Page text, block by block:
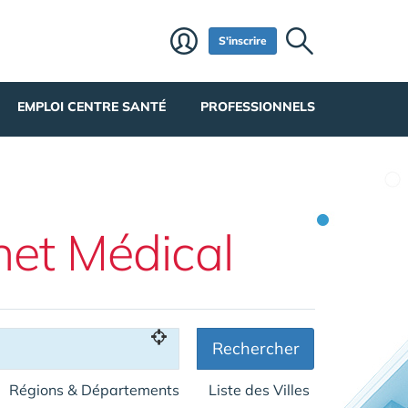
S'inscrire
EMPLOI CENTRE SANTÉ PROFESSIONNELS
Médical
Rechercher
Régions & Départements Liste des Villes